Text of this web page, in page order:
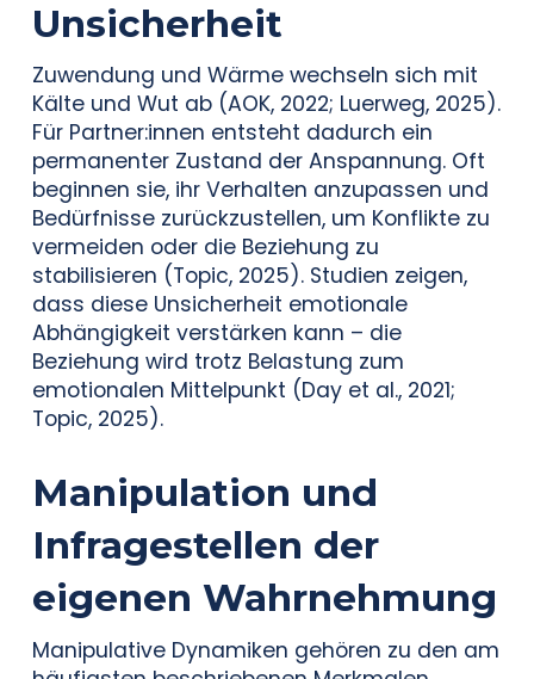
Unsicherheit
Zuwendung und Wärme wechseln sich mit
Kälte und Wut ab (AOK, 2022; Luerweg, 2025).
Für Partner:innen entsteht dadurch ein
permanenter Zustand der Anspannung. Oft
beginnen sie, ihr Verhalten anzupassen und
Bedürfnisse zurückzustellen, um Konflikte zu
vermeiden oder die Beziehung zu
stabilisieren (Topic, 2025). Studien zeigen,
dass diese Unsicherheit emotionale
Abhängigkeit verstärken kann – die
Beziehung wird trotz Belastung zum
emotionalen Mittelpunkt (Day et al., 2021;
Topic, 2025).
Manipulation und
Infragestellen der
eigenen Wahrnehmung
Manipulative Dynamiken gehören zu den am